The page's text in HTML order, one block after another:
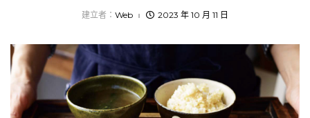
建立者： Web 2023 年 10 月 11 日